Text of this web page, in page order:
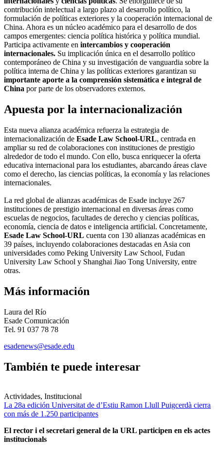
contribución intelectual a largo plazo al desarrollo político, la
formulación de políticas exteriores y la cooperación internacional de
China. Ahora es un núcleo académico para el desarrollo de dos
campos emergentes: ciencia política histórica y política mundial.
Participa activamente en intercambios y cooperación
internacionales. Su implicación única en el desarrollo político
contemporáneo de China y su investigación de vanguardia sobre la
política interna de China y las políticas exteriores garantizan su
importante aporte a la comprensión sistemática e integral de
China por parte de los observadores externos.
Apuesta por la internacionalización
Esta nueva alianza académica refuerza la estrategia de
internacionalización de Esade Law School-URL, centrada en
ampliar su red de colaboraciones con instituciones de prestigio
alrededor de todo el mundo. Con ello, busca enriquecer la oferta
educativa internacional para los estudiantes, abarcando áreas clave
como el derecho, las ciencias políticas, la economía y las relaciones
internacionales.
La red global de alianzas académicas de Esade incluye 267
instituciones de prestigio internacional en diversas áreas como
escuelas de negocios, facultades de derecho y ciencias políticas,
economía, ciencia de datos e inteligencia artificial. Concretamente,
Esade Law School-URL cuenta con 130 alianzas académicas en
39 países, incluyendo colaboraciones destacadas en Asia con
universidades como Peking University Law School, Fudan
University Law School y Shanghai Jiao Tong University, entre
otras.
Más información
Laura del Río
Esade Comunicación
Tel. 91 037 78 78
esadenews@esade.edu
También te puede interesar
Actividades, Institucional
La 28a edición Universitat de d’Estiu Ramon Llull Puigcerdà cierra
con más de 1.250 participantes
El rector i el secretari general de la URL participen en els actes
institucionals